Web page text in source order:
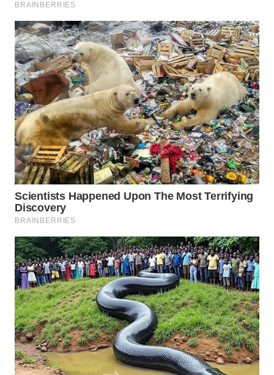
SELATAN
WN
TANJUNG
LESUNG
WN
KARO
WN
SIMALUNGUN
WN
LABUHANBATU
TAPANULI
TENGAH
WN DELI
SERDANG
WN
TEBING
TINGGI